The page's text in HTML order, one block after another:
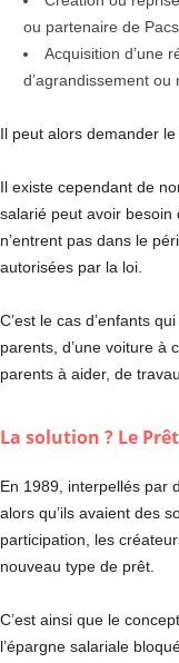
ou partenaire de
Acquisition d’une
d’agrandissement
Il peut alors demander
Il existe cependant de
salarié peut avoir besoin
n’entrent pas dans le
autorisées par la loi.
C’est le cas d’enfants
parents, d’une voiture à
parents à aider, de
La solution ? Le
En 1989, interpellés par
alors qu’ils avaient des
participation, les
nouveau type de prêt.
C’est ainsi que le
l’épargne salariale